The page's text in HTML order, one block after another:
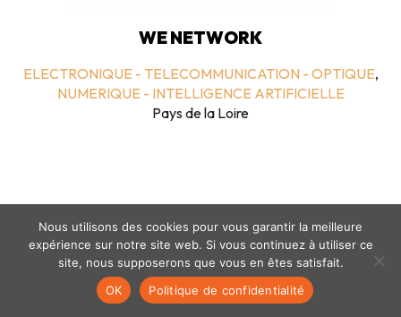
WE NETWORK
ELECTRONIQUE - TELECOMMUNICATION - OPTIQUE,
NUMERIQUE - INTELLIGENCE ARTIFICIELLE
Pays de la Loire
Mentions légales - politique de confidentialité
Nous utilisons des cookies pour vous garantir la meilleure
expérience sur notre site web. Si vous continuez à utiliser ce
site, nous supposerons que vous en êtes satisfait.
OK
Politique de confidentialité